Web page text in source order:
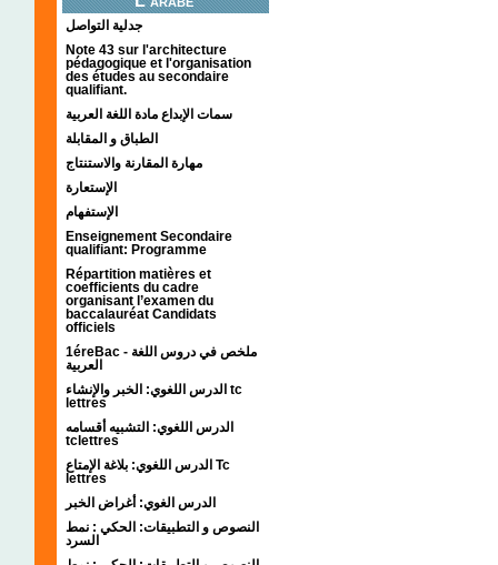
جدلية التواصل
Note 43 sur l'architecture
pédagogique et l'organisation
des études au secondaire
qualifiant.
سمات الإبداع مادة اللغة العربية
الطباق و المقابلة
مهارة المقارنة والاستنتاج
الإستعارة
الإستفهام
Enseignement Secondaire
qualifiant: Programme
Répartition matières et
coefficients du cadre
organisant l’examen du
baccalauréat Candidats
officiels
1éreBac - ملخص في دروس اللغة
العربية
الدرس اللغوي: الخبر والإنشاء tc
lettres
الدرس اللغوي: التشبيه أقسامه
tclettres
الدرس اللغوي: بلاغة الإمتاع Tc
lettres
الدرس الغوي: أغراض الخبر
النصوص و التطبيقات: الحكي : نمط
السرد